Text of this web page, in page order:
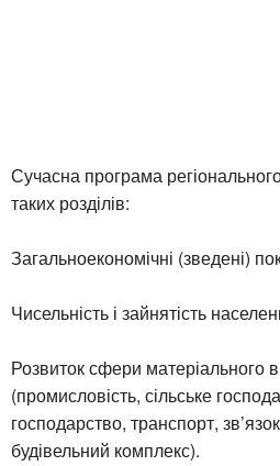
Сучасна програма
таких розділів:
Загальноекономічні (зведені)
Чисельність і зайнятість
Розвиток сфери матеріального
(промисловість, сільське
господарство, транспорт,
будівельний комплекс).